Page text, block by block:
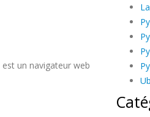
un navigateur web